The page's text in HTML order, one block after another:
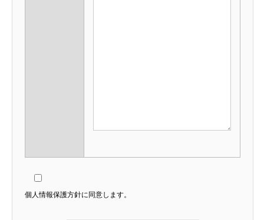
個人情報保護方針に同意します。